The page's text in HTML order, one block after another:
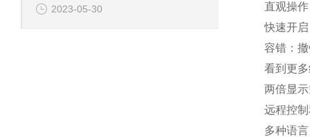
2023-05-30
直观操
快速开
容错：
看到更
两倍显
远程控
多种语